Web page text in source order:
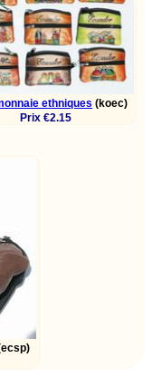
ethniques (koec)
Prix €2.15